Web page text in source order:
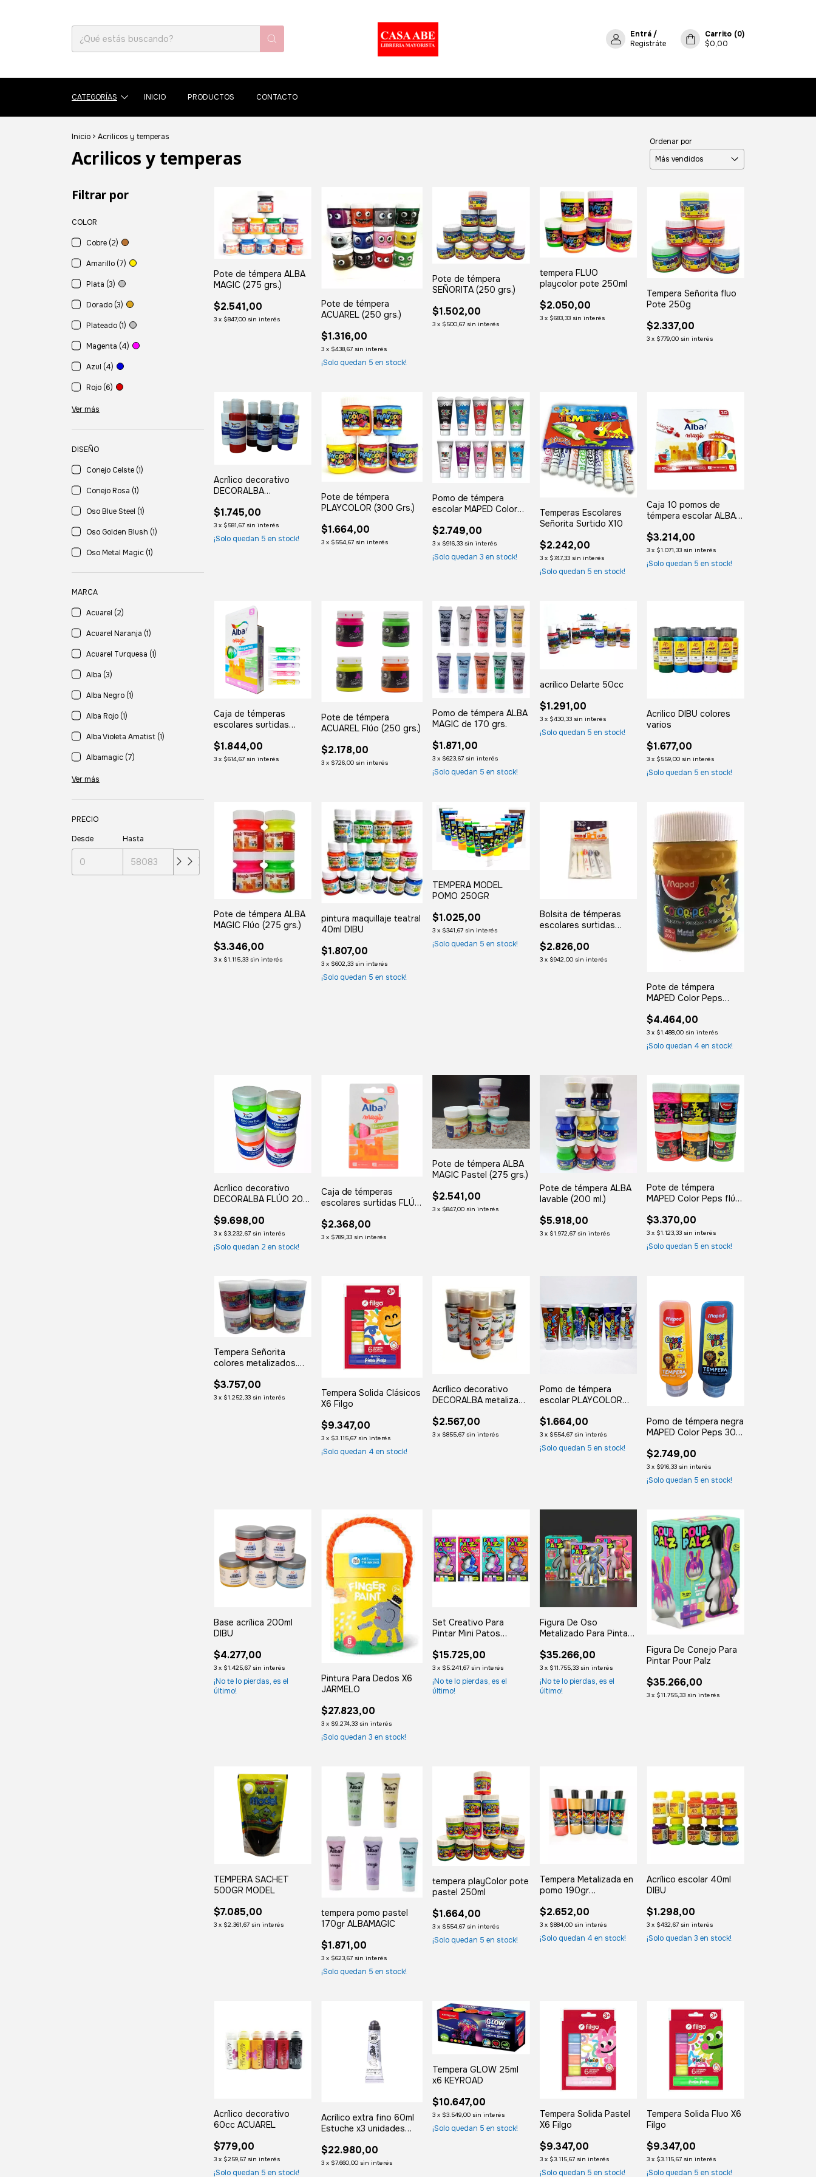
Entrá /
Registráte
Carrito (0)
$0,00
CATEGORÍAS INICIO PRODUCTOS CONTACTO
Inicio > Acrilicos y temperas
Acrilicos y temperas
Ordenar por
Filtrar por
COLOR
Cobre (2)
Amarillo (7)
Plata (3)
Dorado (3)
Plateado (1)
Magenta (4)
Azul (4)
Rojo (6)
Ver más
DISEÑO
Conejo Celste (1)
Conejo Rosa (1)
Oso Blue Steel (1)
Oso Golden Blush (1)
Oso Metal Magic (1)
MARCA
Acuarel (2)
Acuarel Naranja (1)
Acuarel Turquesa (1)
Alba (3)
Alba Negro (1)
Alba Rojo (1)
Alba Violeta Amatist (1)
Albamagic (7)
Ver más
PRECIO
Desde
Hasta
Pote de témpera ALBA
MAGIC (275 grs.)
$2.541,00
3 x $847,00 sin interés
Pote de témpera
ACUAREL (250 grs.)
$1.316,00
3 x $438,67 sin interés
¡Solo quedan 5 en stock!
Pote de témpera
SEÑORITA (250 grs.)
$1.502,00
3 x $500,67 sin interés
tempera FLUO
playcolor pote 250ml
$2.050,00
3 x $683,33 sin interés
Tempera Señorita fluo
Pote 250g
$2.337,00
3 x $779,00 sin interés
Acrílico decorativo
DECORALBA
$1.745,00
3 x $581,67 sin interés
¡Solo quedan 5 en stock!
Pote de témpera
PLAYCOLOR (300 Grs.)
$1.664,00
3 x $554,67 sin interés
Pomo de témpera
escolar MAPED Color
$2.749,00
3 x $916,33 sin interés
¡Solo quedan3 en stock!
Temperas Escolares
Señorita Surtido X10
$2.242,00
3 x $747,33 sin interés
¡Solo quedan 5 en stock!
Caja 10 pomos de
témpera escolar ALBA
(8 ml. c/u)
$3.214,00
3 x $1.071,33 sin interés
¡Solo quedan 5 en stock!
Caja de témperas
escolares surtidas
(x5 colores)
$1.844,00
3 x $614,67 sin interés
Pote de témpera
ACUAREL Flúo (250 grs.)
$2.178,00
3 x $726,00 sin interés
Pomo de témpera ALBA
MAGIC de 170 grs.
$1.871,00
3 x $623,67 sin interés
¡Solo quedan 5 en stock!
acrílico Delarte 50cc
$1.291,00
3 x $430,33 sin interés
¡Solo quedan 5 en stock!
Acrilico DIBU colores
varios
$1.677,00
3 x $559,00 sin interés
¡Solo quedan 5 en stock!
Pote de témpera ALBA
MAGIC Flúo (275 grs.)
$3.346,00
3 x $1.115,33 sin interés
pintura maquillaje teatral
40ml DIBU
$1.807,00
3 x $602,33 sin interés
¡Solo quedan 5 en stock!
TEMPERA MODEL
POMO 250GR
$1.025,00
3 x $341,67 sin interés
¡Solo quedan 5 en stock!
Bolsita de témperas
escolares surtidas
$2.826,00
3 x $942,00 sin interés
Pote de témpera
MAPED Color Peps
$4.464,00
3 x $1.488,00 sin interés
¡Solo quedan 4 en stock!
Acrílico decorativo
DECORALBA FLÚO 200
$9.698,00
3 x $3.232,67 sin interés
¡Solo quedan 2 en stock!
Caja de témperas
escolares surtidas FLÚO
$2.368,00
3 x $789,33 sin interés
Pote de témpera ALBA
MAGIC Pastel (275 grs.)
$2.541,00
3 x $847,00 sin interés
Pote de témpera ALBA
lavable (200 ml.)
$5.918,00
3 x $1.972,67 sin interés
Pote de témpera
MAPED Color Peps flúo
$3.370,00
3 x $1.123,33 sin interés
¡Solo quedan 5 en stock!
Tempera Señorita
colores metalizados.
$3.757,00
3 x $1.252,33 sin interés
Tempera Solida Clásicos
X6 Filgo
$9.347,00
3 x $3.115,67 sin interés
¡Solo quedan 4 en stock!
Acrílico decorativo
DECORALBA metalizado
$2.567,00
3 x $855,67 sin interés
Pomo de témpera
escolar PLAYCOLOR
$1.664,00
3 x $554,67 sin interés
¡Solo quedan 5 en stock!
Pomo de témpera negra
MAPED Color Peps 300
$2.749,00
3 x $916,33 sin interés
¡Solo quedan 5 en stock!
Base acrílica 200ml
DIBU
$4.277,00
3 x $1.425,67 sin interés
¡No te lo pierdas, es el
último!
Pintura Para Dedos X6
JARMELO
$27.823,00
3 x $9.274,33 sin interés
¡Solo quedan3 en stock!
Set Creativo Para
Pintar Mini Patos
$15.725,00
3 x $5.241,67 sin interés
¡No te lo pierdas, es el
último!
Figura De Oso
Metalizado Para Pintar
$35.266,00
3 x $11.755,33 sin interés
¡No te lo pierdas, es el
último!
Figura De Conejo Para
Pintar Pour Palz
$35.266,00
3 x $11.755,33 sin interés
TEMPERA SACHET
500GR MODEL
$7.085,00
3 x $2.361,67 sin interés
tempera pomo pastel
170gr ALBAMAGIC
$1.871,00
3 x $623,67 sin interés
¡Solo quedan 5 en stock!
tempera playColor pote
pastel 250ml
$1.664,00
3 x $554,67 sin interés
¡Solo quedan 5 en stock!
Tempera Metalizada en
pomo 190gr
$2.652,00
3 x $884,00 sin interés
¡Solo quedan 4 en stock!
Acrílico escolar 40ml
DIBU
$1.298,00
3 x $432,67 sin interés
¡Solo quedan3 en stock!
Acrílico decorativo
60cc ACUAREL
$779,00
3 x $259,67 sin interés
¡Solo quedan 5 en stock!
Acrílico extra fino 60ml
Estuche x3 unidades
$22.980,00
3 x $7.660,00 sin interés
Tempera GLOW 25ml
x6 KEYROAD
$10.647,00
3 x $3.549,00 sin interés
¡Solo quedan 5 en stock!
Tempera Solida Pastel
X6 Filgo
$9.347,00
3 x $3.115,67 sin interés
¡Solo quedan 5 en stock!
Tempera Solida Fluo X6
Filgo
$9.347,00
3 x $3.115,67 sin interés
¡Solo quedan 5 en stock!